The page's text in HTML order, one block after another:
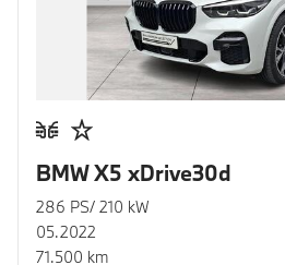
BMW X5 xDrive30d
286 PS/ 210 kW
05.2022
71.500 km